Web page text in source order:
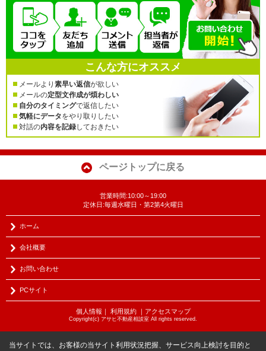
こんな方にオススメ
メールより 素早い返信が欲しい
メールの定型文作成が煩わしい
自分のタイミングで返信したい
気軽にデータをやり取りしたい
対話の内容を記録しておきたい
ページトップに戻る
営業時間:10:00～19:00
定休日:毎週水曜日・第2第4火曜日
ホーム
会社概要
お問い合わせ
PCサイト
個人情報 ｜ 利用規約｜ アクセスマップ
Copyright(c) アサヒ不動産相談室 All rights reserved.
当サイトでは、お客様の当サイト利用状況把握、サービス向上検討を目的と